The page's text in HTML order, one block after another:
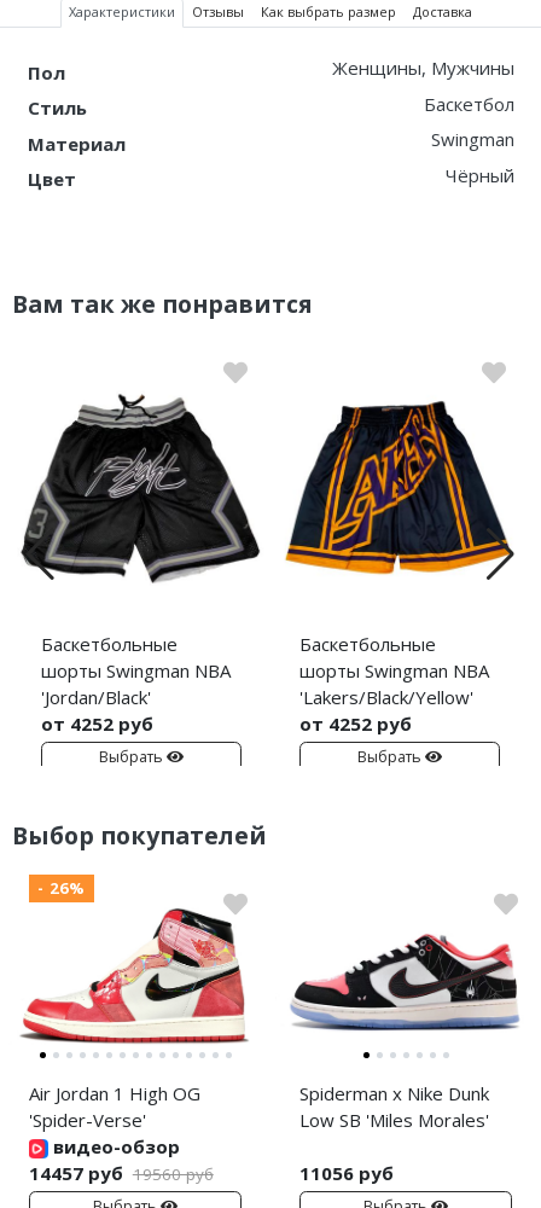
Характеристики Отзывы Как выбрать размер Доставка
Пол
Женщины, Мужчины
Стиль
Баскетбол
Материал
Swingman
Цвет
Чёрный
Вам так же понравится
Баскетбольные
шорты Swingman NBA
'Jordan/Black'
от 4252 руб
Выбрать
Баскетбольные
шорты Swingman NBA
'Lakers/Black/Yellow'
от 4252 руб
Выбрать
Выбор покупателей
- 26%
Air Jordan 1 High OG
'Spider-Verse'
видео-обзор
14457 руб 19560 руб
Spiderman x Nike Dunk
Low SB 'Miles Morales'
11056 руб